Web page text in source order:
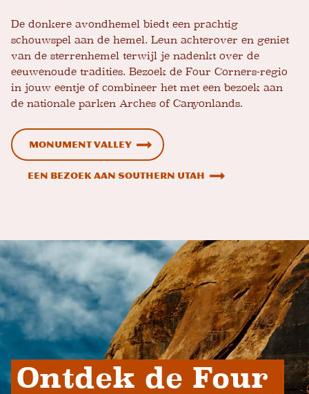
De donkere avondhemel biedt een prachtig
schouwspel aan de hemel. Leun achterover en geniet
van de sterrenhemel terwijl je nadenkt over de
eeuwenoude tradities. Bezoek de Four Corners-regio
in jouw eentje of combineer het met een bezoek aan
de nationale parken Arches of Canyonlands.
Monument Valley
Een bezoek aan Southern Utah
Ontdek de Four